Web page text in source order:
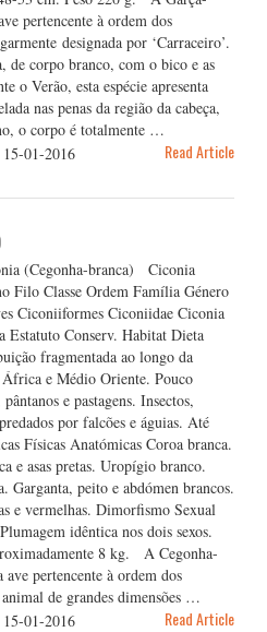
pertencente à ordem dos
designada por ‘Carraceiro’.
de corpo branco, com o bico e as
o Verão, esta espécie apresenta
nas penas da região da cabeça,
o corpo é totalmente …
15-01-2016 Read Article
(Cegonha-branca) Ciconia
Filo Classe Ordem Família Género
Ciconiiformes Ciconiidae Ciconia
Conserv. Habitat Dieta
fragmentada ao longo da
e Médio Oriente. Pouco
e pastagens. Insectos,
por falcões e águias. Até
Físicas Anatómicas Coroa branca.
e asas pretas. Uropígio branco.
Garganta, peito e abdómen brancos.
e vermelhas. Dimorfismo Sexual
idêntica nos dois sexos.
8 kg. A Cegonha-
pertencente à ordem dos
de grandes dimensões …
15-01-2016 Read Article